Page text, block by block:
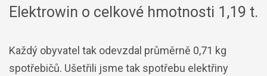
Elektrowin o celkové hmotnosti 1,19 t.
Každý obyvatel tak odevzdal průměrně 0,71 kg
spotřebičů. Ušetřili jsme tak spotřebu elektřiny